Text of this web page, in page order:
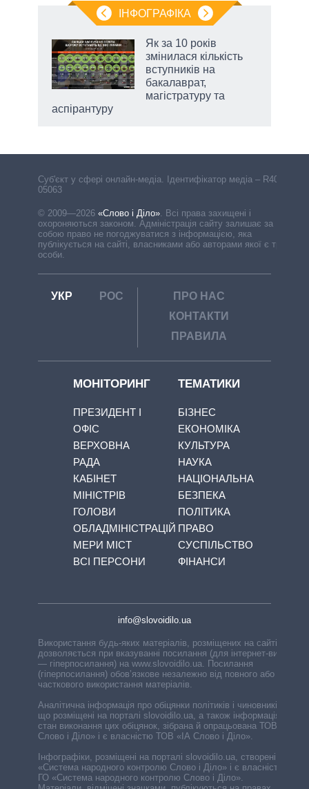
ІНФОГРАФІКА
Як за 10 років
змінилася кількість
вступників на
бакалаврат,
магістратуру та
аспірантуру
Cуб'єкт у сфері онлайн-медіа. Ідентифікатор медіа – R40-
05063
© 2009—2026 «Слово і Діло». Всі права захищені і
охороняються законом. Адміністрація сайту залишає за
собою право не погоджуватися з інформацією, яка
публікується на сайті, власниками або авторами якої є треті
особи.
УКР РОС
ПРО НАС
КОНТАКТИ
ПРАВИЛА
МОНІТОРИНГ
ПРЕЗИДЕНТ І
ОФІС
ВЕРХОВНА
РАДА
КАБІНЕТ
МІНІСТРІВ
ГОЛОВИ
ОБЛАДМІНІСТРАЦІЙ
МЕРИ МІСТ
ВСІ ПЕРСОНИ
ТЕМАТИКИ
БІЗНЕС
ЕКОНОМІКА
КУЛЬТУРА
НАУКА
НАЦІОНАЛЬНА
БЕЗПЕКА
ПОЛІТИКА
ПРАВО
СУСПІЛЬСТВО
ФІНАНСИ
info@slovoidilo.ua
Використання будь-яких матеріалів, розміщених на сайті,
дозволяється при вказуванні посилання (для інтернет-видань
— гіперпосилання) на www.slovoidilo.ua. Посилання
(гіперпосилання) обов’язкове незалежно від повного або
часткового використання матеріалів.
Аналітична інформація про обіцянки політиків і чиновників,
що розміщені на порталі slovoidilo.ua, а також інформація про
стан виконання цих обіцянок, зібрана й опрацьована ТОВ «ІА
Слово і Діло» і є власністю ТОВ «ІА Слово і Діло».
Інфографіки, розміщені на порталі slovoidilo.ua, створені ГО
«Система народного контролю Слово і Діло» і є власністю
ГО «Система народного контролю Слово і Діло».